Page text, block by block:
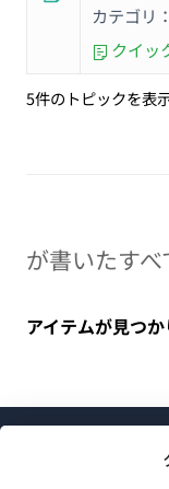
カテゴリ：
クイッ
5件のトピックを表
が書いたす
アイテムが見つ